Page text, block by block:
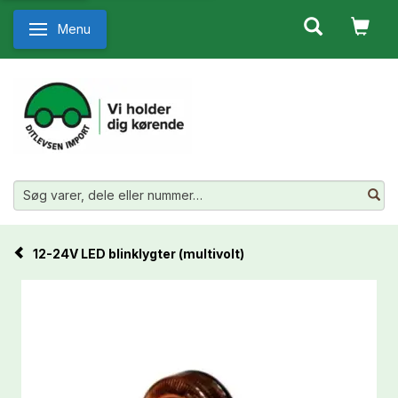
Skifte navigation
Menu
12-24V LED blinklygter (multivolt)